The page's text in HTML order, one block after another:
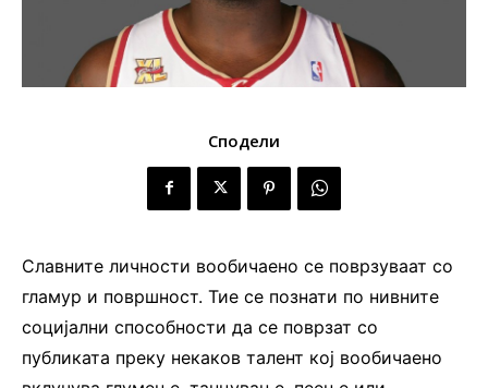
Сподели
Славните личности вообичаено се поврзуваат со
гламур и површност. Тие се познати по нивните
социјални способности да се поврзат со
публиката преку некаков талент кој вообичаено